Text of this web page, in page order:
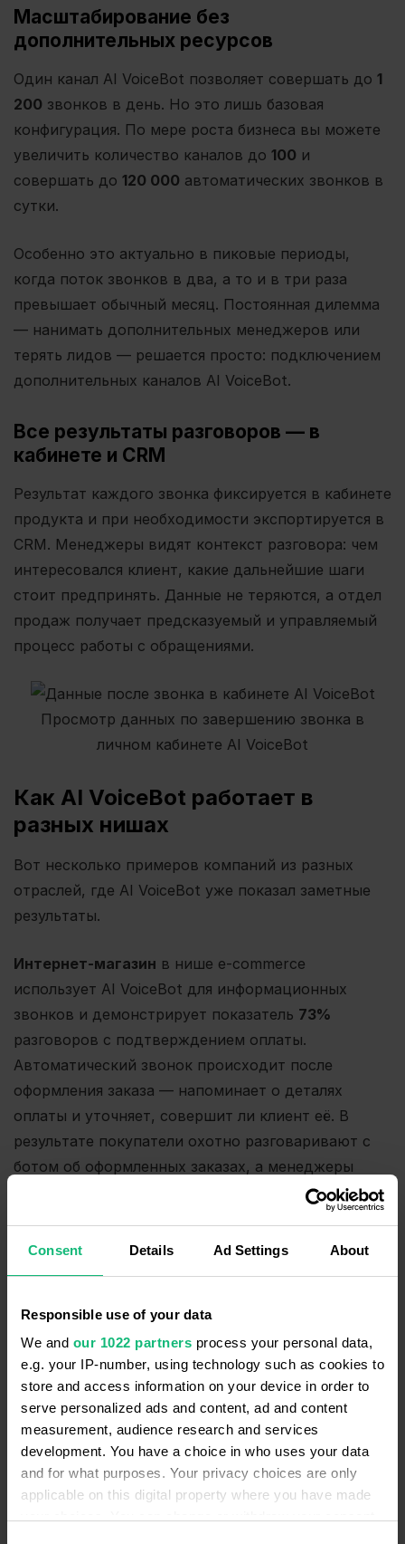
Consent Details Ad Settings About
Responsible use of your data
We and our 1022 partners process your personal data,
e.g. your IP-number, using technology such as cookies to
store and access information on your device in order to
serve personalized ads and content, ad and content
measurement, audience research and services
development. You have a choice in who uses your data
and for what purposes. Your privacy choices are only
applicable on this digital property where you have made
Масштабирование без
дополнительных ресурсов
Один канал AI VoiceBot позволяет совершать до 1
200 звонков в день. Но это лишь базовая
конфигурация. По мере роста бизнеса вы можете
увеличить количество каналов до 100 и
совершать до 120 000 автоматических звонков в
сутки.
Особенно это актуально в пиковые периоды,
когда поток звонков в два, а то и в три раза
превышает обычный месяц. Постоянная дилемма
— нанимать дополнительных менеджеров или
терять лидов — решается просто: подключением
дополнительных каналов AI VoiceBot.
Все результаты разговоров — в
кабинете и CRM
Результат каждого звонка фиксируется в кабинете
продукта и при необходимости экспортируется в
CRM. Менеджеры видят контекст разговора: чем
интересовался клиент, какие дальнейшие шаги
стоит предпринять. Данные не теряются, а отдел
продаж получает предсказуемый и управляемый
процесс работы с обращениями.
Просмотр данных по завершению звонка в
личном кабинете AI VoiceBot
Как AI VoiceBot работает в
разных нишах
Вот несколько примеров компаний из разных
отраслей, где AI VoiceBot уже показал заметные
результаты.
Интернет-магазин в нише e-commerce
использует AI VoiceBot для информационных
звонков и демонстрирует показатель 73%
разговоров с подтверждением оплаты.
Автоматический звонок происходит после
оформления заказа — напоминает о деталях
оплаты и уточняет, совершит ли клиент её. В
результате покупатели охотно разговаривают с
ботом об оформленных заказах, а менеджеры
обзвона с предложением скидки и приглашением
вернуться более60%базы прослушали
сообщение. Общая база составляла 140 000
контактов, из которых школа получила 5 232
запроса на перезвон.
Инженерная компания
использует AI VoiceBot для
сегментации входящих звонков. Бот принимает